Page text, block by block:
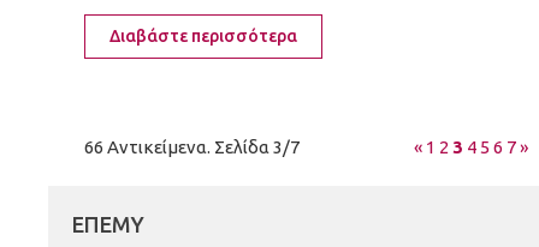
Διαβάστε περισσότερα
66 Αντικείμενα. Σελίδα 3/7 « 1 2 3 4 5 6 7»
ΕΠΕΜΥ